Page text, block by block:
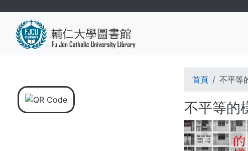
導
連
結
首頁 不平等
不平等的